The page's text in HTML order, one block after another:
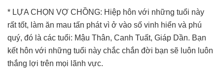
* LỰA CHỌN VỢ CHỒNG: Hiệp hôn với những tuổi này
rất tốt, làm ăn mau tấn phát vì ở vào số vinh hiển và phú
quý, đó là các tuổi: Mậu Thân, Canh Tuất, Giáp Dần. Bạn
kết hôn với những tuổi này chắc chắn đời bạn sẽ luôn luôn
thắng lợi trên mọi lãnh vực.